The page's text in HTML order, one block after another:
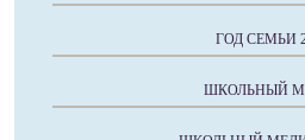
ГОД СЕМЬИ
ШКОЛЬНЫЙ